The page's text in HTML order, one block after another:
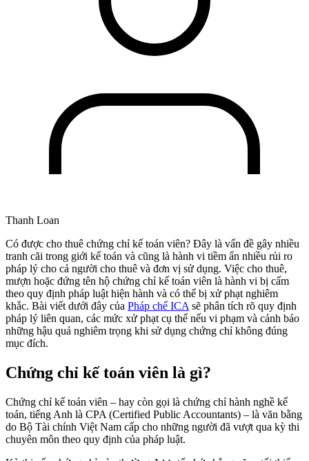
Thanh Loan
Có được cho thuê chứng chỉ kế toán viên? Đây là vấn đề gây nhiều
tranh cãi trong giới kế toán và cũng là hành vi tiềm ẩn nhiều rủi ro
pháp lý cho cả người cho thuê và đơn vị sử dụng. Việc cho thuê,
mượn hoặc đứng tên hộ chứng chỉ kế toán viên là hành vi bị cấm
theo quy định pháp luật hiện hành và có thể bị xử phạt nghiêm
khắc. Bài viết dưới đây của Pháp chế ICA sẽ phân tích rõ quy định
pháp lý liên quan, các mức xử phạt cụ thể nếu vi phạm và cảnh báo
những hậu quả nghiêm trọng khi sử dụng chứng chỉ không đúng
mục đích.
Chứng chỉ kế toán viên là gì?
Chứng chỉ kế toán viên – hay còn gọi là chứng chỉ hành nghề kế
toán, tiếng Anh là CPA (Certified Public Accountants) – là văn bằng
do Bộ Tài chính Việt Nam cấp cho những người đã vượt qua kỳ thi
chuyên môn theo quy định của pháp luật.